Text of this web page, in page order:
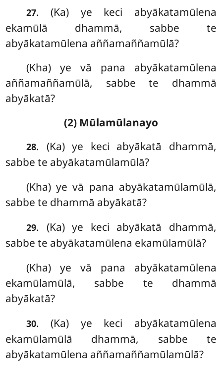
27. (Ka) ye keci abyākatamūlena
ekamūlā dhammā, sabbe te
abyākatamūlena aññamaññamūlā?
(Kha) ye vā pana abyākatamūlena
aññamaññamūlā, sabbete dhammā
abyākatā?
(2) Mūlamūlanayo
28. (Ka) ye keci abyākatā dhammā,
sabbe te abyākatamūlamūlā?
(Kha) ye vā pana abyākatamūlamūlā,
sabbe te dhammā abyākatā?
29. (Ka) ye keci abyākatā dhammā,
sabbe te abyākatamūlena ekamūlamūlā?
(Kha) ye vā pana abyākatamūlena
ekamūlamūlā, sabbe te dhammā
abyākatā?
30. (Ka) ye keci abyākatamūlena
ekamūlamūlā dhammā, sabbe te
abyākatamūlena aññamaññamūlamūlā?